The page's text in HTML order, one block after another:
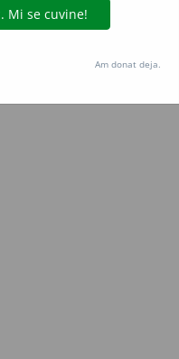
(https://dexonline.ro)
de extragere automată
date oferite oficial spre utilizare
Hosterion
Am donat deja.